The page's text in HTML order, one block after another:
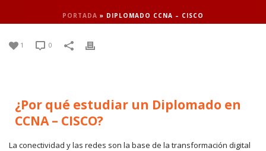
PORTADA » DIPLOMADO CCNA – CISCO
1 0
¿Por qué estudiar un Diplomado en
CCNA – CISCO?
La conectividad y las redes son la base de la transformación digital